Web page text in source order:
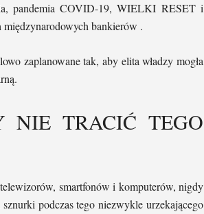
pandemia COVID-19, WIELKI RESET i
bankierów .
zaplanowane tak, aby elita władzy mogła
NIE TRACIĆ TEGO
smartfonów i komputerów, nigdy
podczas tego niezwykle urzekającego